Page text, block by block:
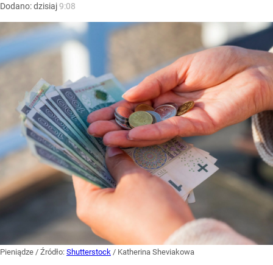
Dodano:dzisiaj9:08
Pieniądze / Źródło: Shutterstock / Katherina Sheviakowa